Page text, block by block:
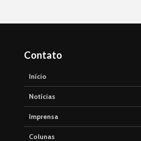
Contato
Início
Notícias
Imprensa
Colunas